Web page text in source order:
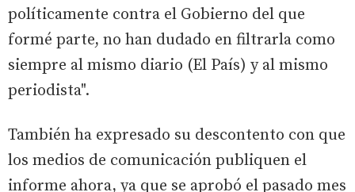
políticamente contra el Gobierno del que
formé parte, no han dudado en filtrarla como
siempre al mismo diario (El País) y al mismo
periodista".
También ha expresado su descontento con que
los medios de comunicación publiquen el
informe ahora, ya que se aprobó el pasado mes